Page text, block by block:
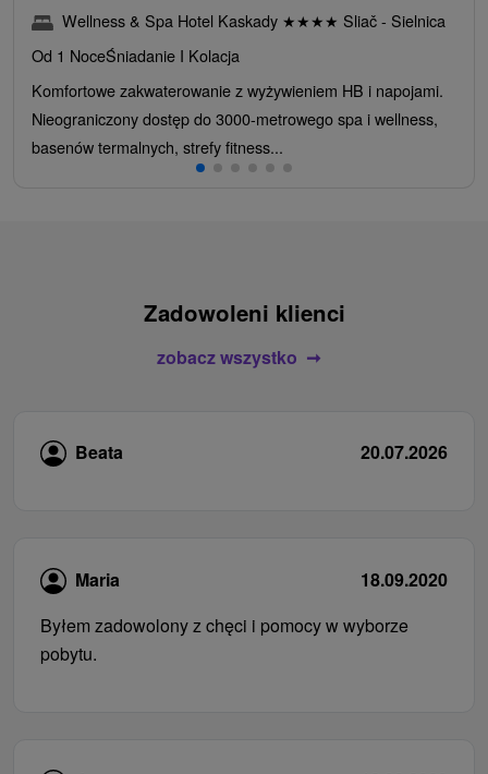
Wellness & Spa Hotel Kaskady ★★★★ Sliač - Sielnica
Od 1 NoceŚniadanie I Kolacja
Komfortowe zakwaterowanie z wyżywieniem HB i napojami.
Nieograniczony dostęp do 3000-metrowego spa i wellness,
basenów termalnych, strefy fitness...
Zadowoleni klienci
zobacz wszystko
Beata 20.07.2026
Maria
18.09.2020
Byłem zadowolony z chęci i pomocy w wyborze
pobytu.